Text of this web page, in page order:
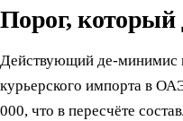
Порог, который
Действующий де-минимис
курьерского импорта в
000, что в пересчёте